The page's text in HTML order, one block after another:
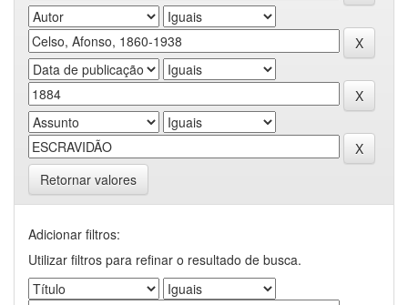
Retornar valores
Adicionar filtros:
Utilizar filtros para refinar o resultado de busca.